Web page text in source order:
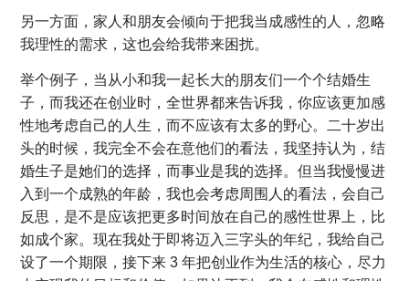
另一方面，家人和朋友会倾向于把我当成感性的人，忽略
我理性的需求，这也会给我带来困扰。
举个例子，当从小和我一起长大的朋友们一个个结婚生
子，而我还在创业时，全世界都来告诉我，你应该更加感
性地考虑自己的人生，而不应该有太多的野心。二十岁出
头的时候，我完全不会在意他们的看法，我坚持认为，结
婚生子是她们的选择，而事业是我的选择。但当我慢慢进
入到一个成熟的年龄，我也会考虑周围人的看法，会自己
反思，是不是应该把更多时间放在自己的感性世界上，比
如成个家。现在我处于即将迈入三字头的年纪，我给自己
设了一个期限，接下来 3 年把创业作为生活的核心，尽力